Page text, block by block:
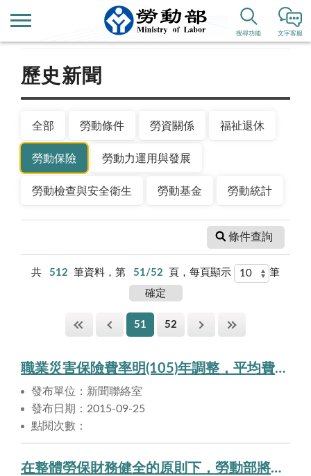
文字客服
搜尋功能
新聞公告
歷史新聞
全部 勞動條件 勞資關係 福祉退休
勞動保險 勞動力運用與發展
勞動檢查與安全衛生 勞動基金 勞動統計
條件查詢
共 512 筆資料，第 51/52 頁，每頁顯示 筆
51 52
職業災害保險費率明(105)年調整，平均費率維持0.22%。
發布單位：新聞聯絡室
發布日期：2015-09-25
點閱次數：
在整體勞保財務健全的原則下，勞動部將持續評估調高勞保投保薪資上限的可行性。